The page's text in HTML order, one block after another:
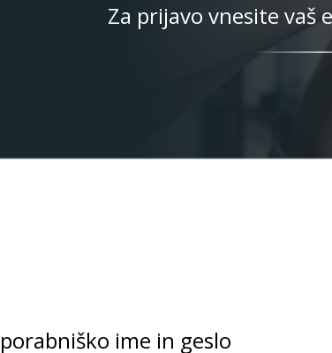
Za prijavo vnesite vaš
ime in geslo